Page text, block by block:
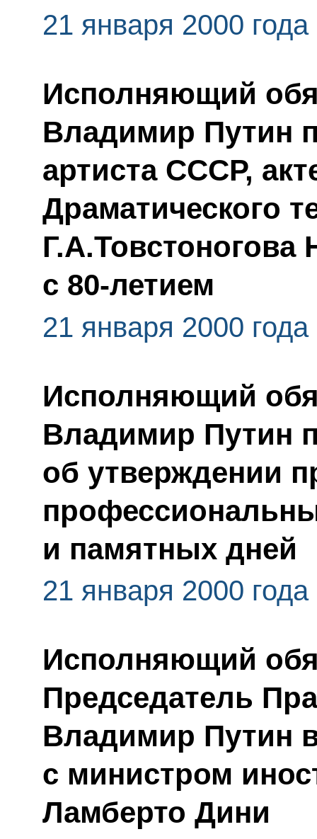
21 января 2000 года
Исполняющий
Владимир Путин
артиста СССР,
Драматического
с 80-летием
21 января 2000 года
Исполняющий
Владимир Путин
об утверждении
и памятных дней
21 января 2000 года
Исполняющий
Председатель
Владимир Путин
с министром
Ламберто Дини